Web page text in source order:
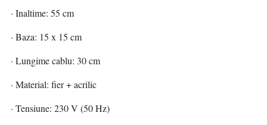
· Inaltime: 55 cm
· Baza: 15 x 15 cm
· Lungime cablu: 30 cm
· Material: fier + acrilic
· Tensiune: 230 V (50 Hz)